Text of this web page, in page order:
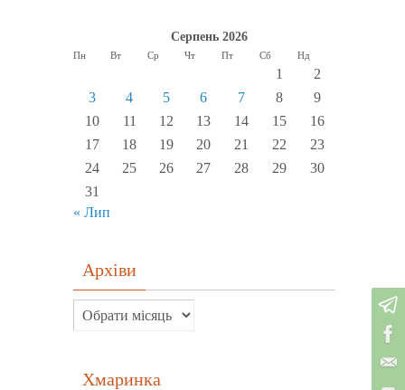
Серпень 2026
Пн Вт Ср Чт Пт Сб Нд
1
2
3
4 5 6 7 8
9
10
11 12 13 14 15
16
17
18 19 20 21 22
23
24
25 26 27 28 29
30
31
« Лип
Архіви
Хмаринка